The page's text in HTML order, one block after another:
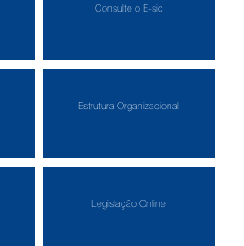
Consulte o E-sic
Estrutura Organizacional
Legislação Online